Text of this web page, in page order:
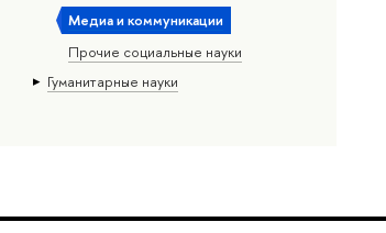
Медиа и коммуникации
Прочие социальные науки
Гуманитарные науки